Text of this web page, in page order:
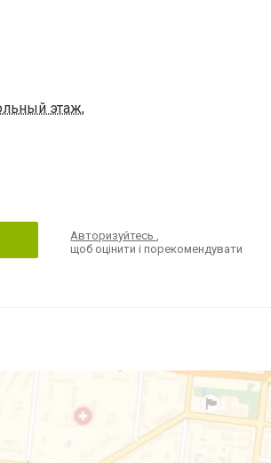
этаж,
Авторизуйтесь,
щоб оцінити і порекомендувати